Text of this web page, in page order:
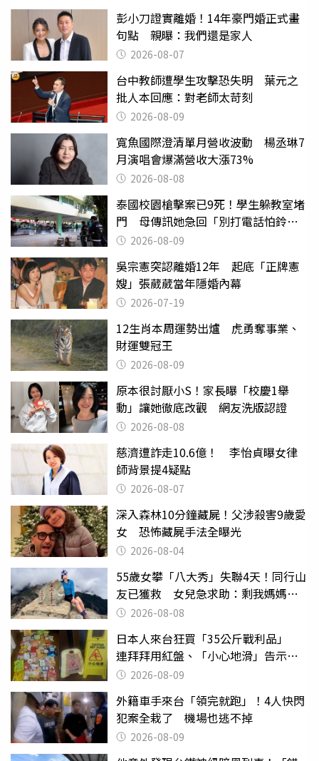
彭小刀證實離婚！14年豪門婚正式畫
句點 親曝：我們還是家人
2026-08-07
台中教師遭學生攻擊恐失明 葉元之
批人本回應：對老師太苛刻
2026-08-09
寬魚國際澄清單月營收波動 楊丞琳7
月演唱會爆滿營收大漲73%
2026-08-08
泰國校園槍擊案已9死！學生躲教室堵
門 母傳訊她急回「別打電話怕鈴
響」2026-08-09
吳宗憲突認離婚12年 起底「正牌憲
嫂」張葳葳當年隱婚內幕
2026-07-19
12生肖本周運勢出爐 虎勇奪事業、
財運雙冠王
2026-08-09
原本很討厭小S！家長曝「校慶1舉
動」讓她徹底改觀 網友洗版認證
2026-08-08
慈濟遭詐走10.6億！ 李怡貞曝女律
師背景提4疑點
2026-08-07
深入森林10分鐘藏屍！父涉殺害9歲愛
女 恐怖藏屍手法全曝光
2026-08-04
55歲女攀「八大秀」失聯4天！同行山
友已獲救 女兒急求助：剩我媽媽還
沒找到
2026-08-08
日本人來台狂買「35公斤戰利品」
連拜拜用紅盤、「小心地滑」告示牌
也帶回家
2026-08-09
外籍車手來台「領完就跑」！4人快閃
犯案全栽了 機場也逃不掉
2026-08-09